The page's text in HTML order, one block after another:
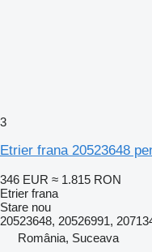
3
Etrier frana 20523648
346 EUR ≈ 1.815 RON
Etrier frana
Stare nou
20523648, 20526991,
România, Suceava